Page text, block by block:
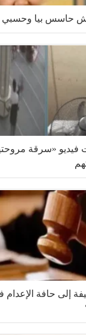
حاسس بيا وحسبي
فيديو «سرقة
إلى حافة الإعدام